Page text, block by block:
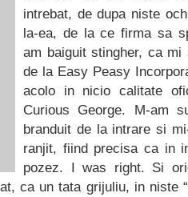
intrebat, de dupa niste
la-ea, de la ce firma sa
am baiguit stingher, ca
de la Easy Peasy
acolo in nicio calitate
Curious George. M-am
branduit de la intrare si
ranjit, fiind precisa ca in
pozez. I was right. Si
ca un tata grijuliu, in niste